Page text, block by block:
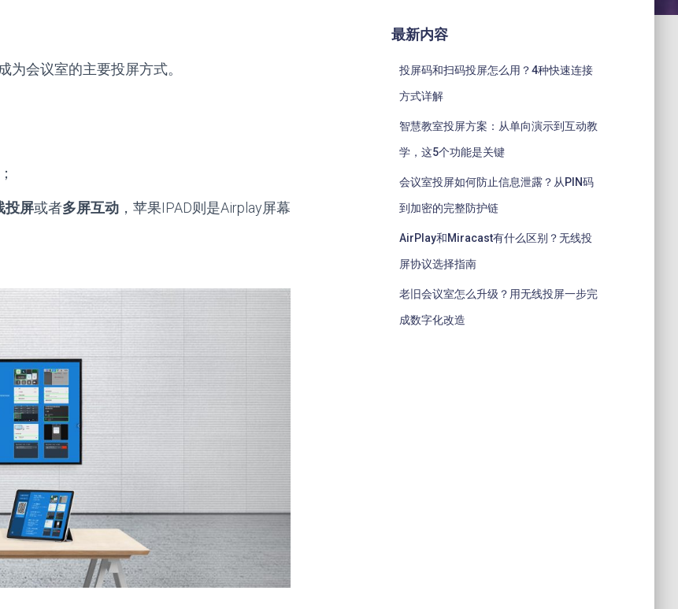
成为会议室的主要投屏方式。
投屏或者多屏互动 ，苹果IPAD则是Airplay屏幕
最新内容
投屏码和扫码投屏怎么用？4种快速连接
方式详解
智慧教室投屏方案：从单向演示到互动教
学，这5个功能是关键
会议室投屏如何防止信息泄露？从PIN码
到加密的完整防护链
AirPlay和Miracast有什么区别？无线投
屏协议选择指南
老旧会议室怎么升级？用无线投屏一步完
成数字化改造